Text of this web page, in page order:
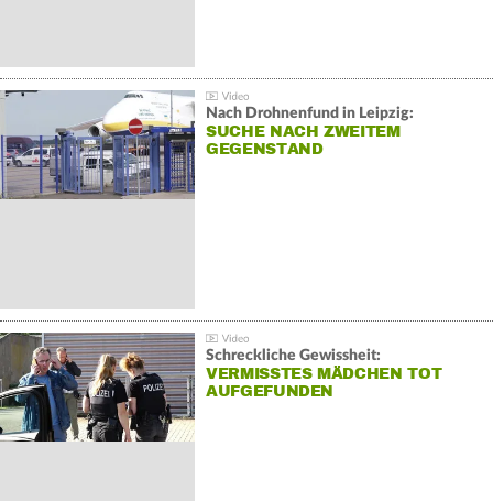
Nach Drohnenfund in Leipzig:
SUCHE NACH ZWEITEM
GEGENSTAND
Schreckliche Gewissheit:
VERMISSTES MÄDCHEN TOT
AUFGEFUNDEN